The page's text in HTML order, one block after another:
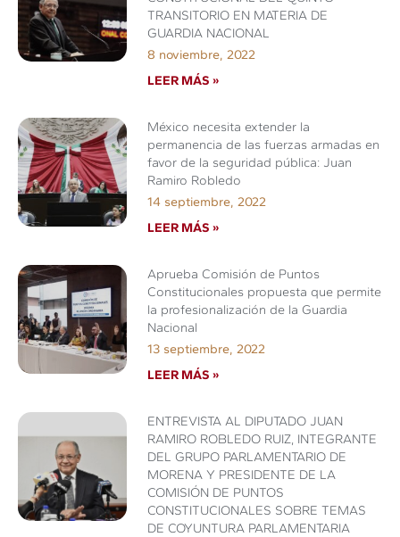
TRANSITORIO EN MATERIA DE
GUARDIA NACIONAL
8 noviembre, 2022
LEER MÁS »
México necesita extender la
permanencia de las fuerzas armadas en
favor de la seguridad pública: Juan
Ramiro Robledo
14 septiembre, 2022
LEER MÁS »
Aprueba Comisión de Puntos
Constitucionales propuesta que permite
la profesionalización de la Guardia
Nacional
13 septiembre, 2022
LEER MÁS »
ENTREVISTA AL DIPUTADO JUAN
RAMIRO ROBLEDO RUIZ, INTEGRANTE
DEL GRUPO PARLAMENTARIO DE
MORENA Y PRESIDENTE DE LA
COMISIÓN DE PUNTOS
CONSTITUCIONALES SOBRE TEMAS
DE COYUNTURA PARLAMENTARIA